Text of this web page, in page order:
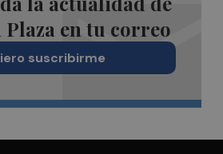
en tu correo
suscribirme